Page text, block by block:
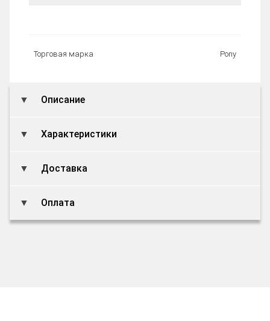
Торговая марка Pony
Описание
Характеристики
Доставка
Оплата